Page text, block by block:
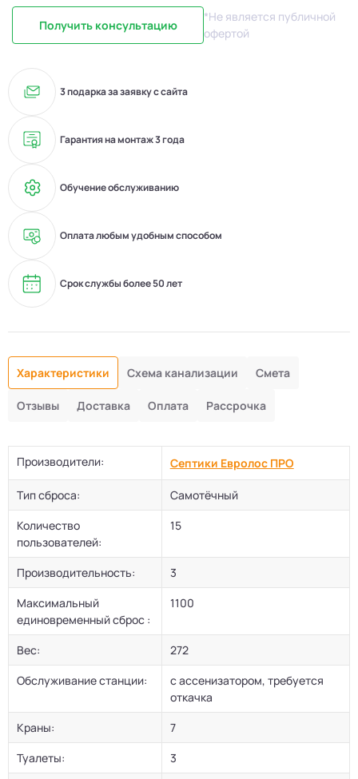
Получить консультацию
*Не является публичной
офертой
3 подарка за заявку с сайта
Гарантия на монтаж 3 года
Обучение обслуживанию
Оплата любым удобным способом
Срок службы более 50 лет
Характеристики Схема канализации Смета
Отзывы Доставка Оплата Рассрочка
Производители: Септики Евролос ПРО
Тип сброса:
Самотёчный
Количество
пользователей:
15
Производительность:
3
Максимальный
единовременный сброс :
1100
Вес:
272
Обслуживание станции:
с ассенизатором, требуется
откачка
Краны:
7
Туалеты:
3